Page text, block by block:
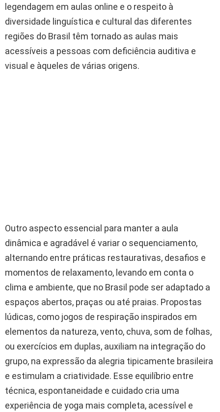
legendagem em aulas online e o respeito à
diversidade linguística e cultural das diferentes
regiões do Brasil têm tornado as aulas mais
acessíveis a pessoas com deficiência auditiva e
visual e àqueles de várias origens.
Outro aspecto essencial para manter a aula
dinâmica e agradável é variar o sequenciamento,
alternando entre práticas restaurativas, desafios e
momentos de relaxamento, levando em conta o
clima e ambiente, que no Brasil pode ser adaptado a
espaços abertos, praças ou até praias. Propostas
lúdicas, como jogos de respiração inspirados em
elementos da natureza, vento, chuva, som de folhas,
ou exercícios em duplas, auxiliam na integração do
grupo, na expressão da alegria tipicamente brasileira
e estimulam a criatividade. Esse equilíbrio entre
técnica, espontaneidade e cuidado cria uma
experiência de yoga mais completa, acessível e